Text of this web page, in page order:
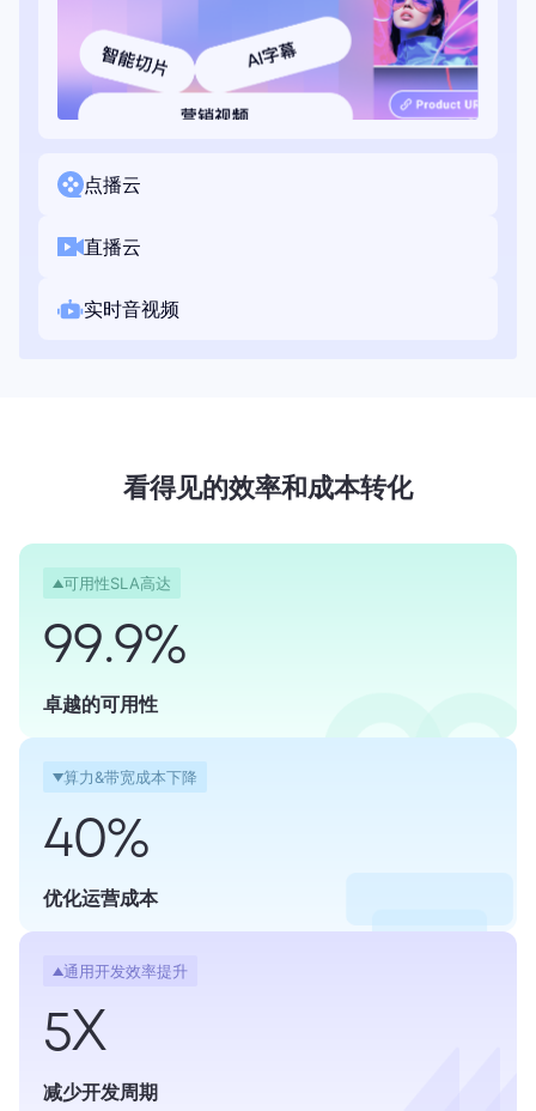
点播云
直播云
实时音视频
看得见的效率和成本转化
可用性SLA高达
99.9%
卓越的可用性
算力&带宽成本下降
40%
优化运营成本
通用开发效率提升
5X
减少开发周期